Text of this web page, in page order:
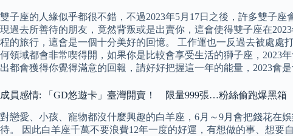
雙子座的人緣似乎都很不錯，不過2023年5月17日之後，許多雙子
現過去所善待的朋友，竟然背叛或是出賣你，這會使得雙子座在
程的旅行，這會是一個十分美好的回憶。 工作運也一反過去被處
何領域都會非常喫得開，如果你是比較會享受生活的獅子座，2023
出都會獲得你覺得滿意的回報，請好好把握這一年的能量，2023會是
成員感情: 「GD悠遊卡」臺灣開賣！ 限量999張…粉絲偷跑爆黑箱
對戀愛、小孩、寵物都沒什麼興趣的白羊座，6月～9月會把錢花在
待。 因此白羊座千萬不要浪費12年一度的好運，有想做的事、想要